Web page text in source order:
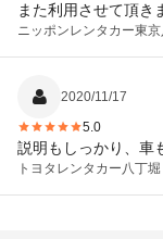
また利用させて頂き
ニッポンレンタカー東
2020/11/17
5.0
説明もしっかり、車
トヨタレンタカー八丁堀